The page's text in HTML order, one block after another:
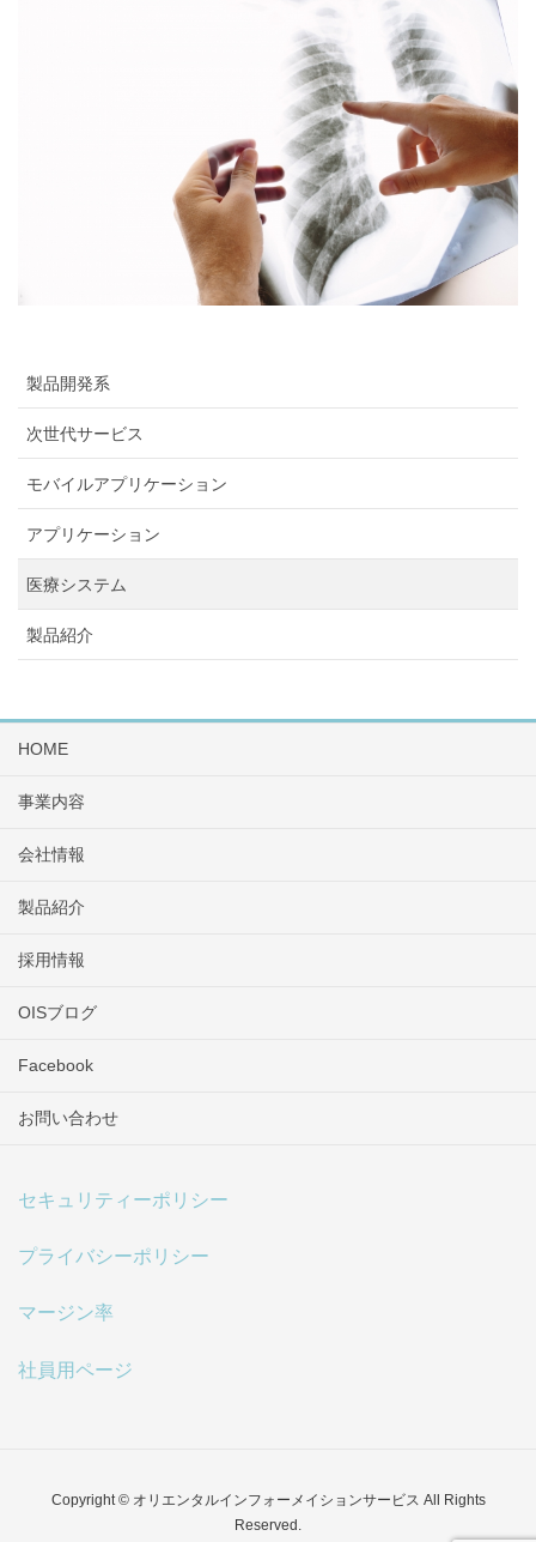
製品開発系
次世代サービス
モバイルアプリケーション
アプリケーション
医療システム
製品紹介
HOME
事業内容
会社情報
製品紹介
採用情報
OISブログ
Facebook
お問い合わせ
セキュリティーポリシー
プライバシーポリシー
マージン率
社員用ページ
Copyright © オリエンタルインフォーメイションサービス All Rights
Reserved.